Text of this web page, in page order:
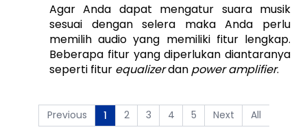
Agar Anda dapat mengatur suara musik
sesuai dengan selera maka Anda perlu
memilih audio yang memiliki fitur lengkap.
Beberapa fitur yang diperlukan diantaranya
seperti fitur equalizer dan power amplifier.
Previous 1 2 3 4 5 Next All